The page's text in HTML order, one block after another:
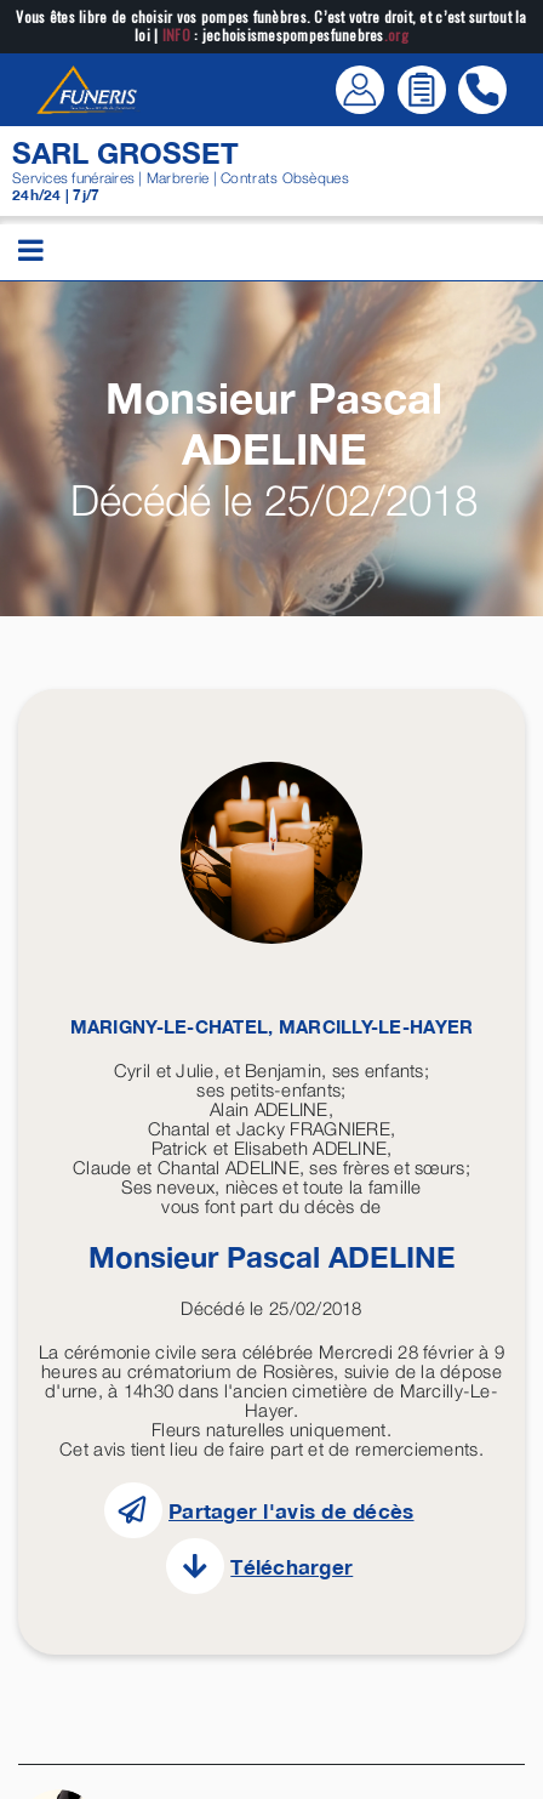
Passer
contenu
Vous êtes libre de choisir vos pompes funèbres. C’est votre droit, et c’est surtout la
loi | INFO: jechoisismespompesfunebres.org
SARL GROSSET
Services funéraires | Marbrerie | Contrats Obsèques
24h/24 | 7j/7
Monsieur Pascal
ADELINE
Décédé le 25/02/2018
MARIGNY-LE-CHATEL, MARCILLY-LE-HAYER
Cyril et Julie, et Benjamin, ses enfants;
ses petits-enfants;
Alain ADELINE,
Chantal et Jacky FRAGNIERE,
Patrick et Elisabeth ADELINE,
Claude et Chantal ADELINE, ses frères et sœurs;
Ses neveux, nièces et toute la famille
vous font part du décès de
Monsieur Pascal ADELINE
Décédé le 25/02/2018
La cérémonie civile sera célébrée Mercredi 28 février à 9
heures au crématorium de Rosières, suivie de la dépose
d'urne, à 14h30 dans l'ancien cimetière de Marcilly-Le-
Hayer.
Fleurs naturelles uniquement.
Cet avis tient lieu de faire part et de remerciements.
Partager l'avis de décès
Télécharger